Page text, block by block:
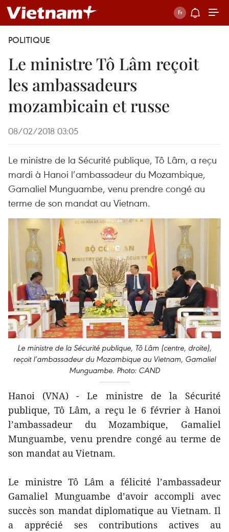
POLITIQUE
Le ministre Tô Lâm reçoit
les ambassadeurs
mozambicain et russe
08/02/2018 03:05
Le ministre de la Sécurité publique, Tô Lâm, a reçu
mardi à Hanoi l’ambassadeur du Mozambique,
Gamaliel Munguambe, venu prendre congé au
terme de son mandat au Vietnam.
Le ministre de la Sécurité publique, Tô Lâm (centre, droite),
reçoit l’ambassadeur du Mozambique au Vietnam, Gamaliel
Munguambe. Photo: CAND
Hanoi (VNA) - Le ministre de la Sécurité
publique, Tô Lâm, a reçu le 6 février à Hanoi
l’ambassadeur du Mozambique, Gamaliel
Munguambe, venu prendre congé au terme de
son mandat au Vietnam.
Le ministre Tô Lâm a félicité l’ambassadeur
Gamaliel Munguambe d’avoir accompli avec
succès son mandat diplomatique au Vietnam. Il
a apprécié ​ses contributions actives au